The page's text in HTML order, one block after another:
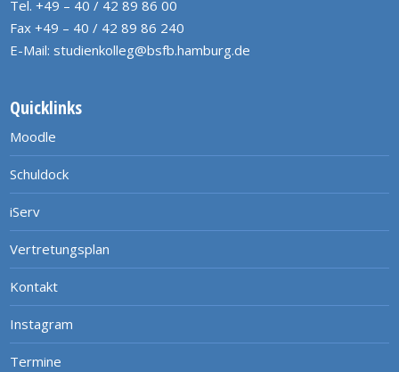
Tel. +49 – 40 / 42 89 86 00
Fax +49 – 40 / 42 89 86 240
E-Mail: studienkolleg@bsfb.hamburg.de
Quicklinks
Moodle
Schuldock
iServ
Vertretungsplan
Kontakt
Instagram
Termine